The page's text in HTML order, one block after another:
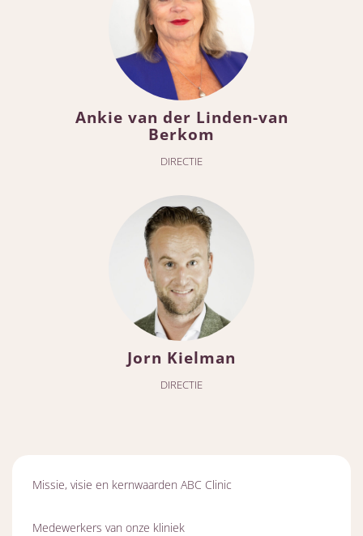
Ankie van der Linden-van
Berkom
DIRECTIE
Jorn Kielman
DIRECTIE
Missie, visie en kernwaarden ABC Clinic
Medewerkers van onze kliniek